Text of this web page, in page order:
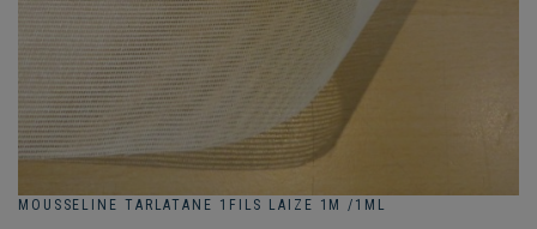
MOUSSELINE TARLATANE 1FILS LAIZE 1M /1ML